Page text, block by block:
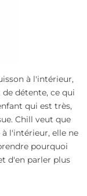
à l'intérieur,
détente, ce qui
qui est très,
Chill veut que
l'intérieur, elle ne
pourquoi
d'en parler plus